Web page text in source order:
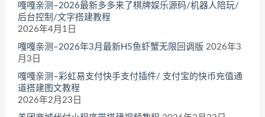
嘎嘎亲测–2026最新多多来了棋牌娱乐源码/机器人陪玩/
后台控制/文字搭建教程
2026年4月1日
嘎嘎亲测–2026年3月最新H5鱼虾蟹无限回调版 2026年3
月3日
嘎嘎亲测–彩虹易支付快手支付插件/ 支付宝的快币充值通
道搭建图文教程
2026年2月23日